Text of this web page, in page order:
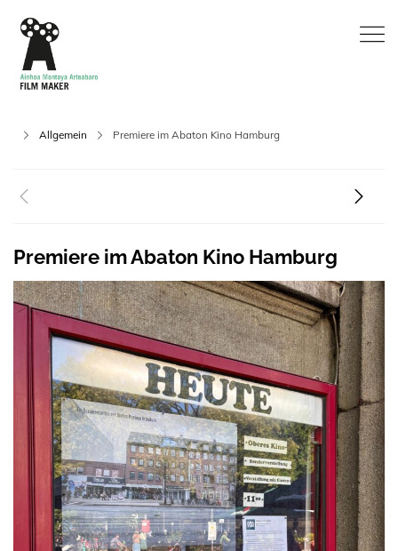
Allgemein Premiere im Abaton Kino Hamburg
Premiere im Abaton Kino Hamburg